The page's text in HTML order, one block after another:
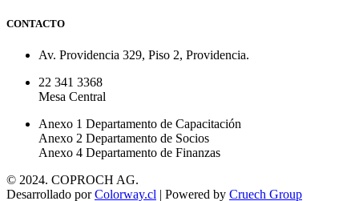
CONTACTO
Av. Providencia 329, Piso 2, Providencia.
22 341 3368
Mesa Central
Anexo 1 Departamento de Capacitación
Anexo 2 Departamento de Socios
Anexo 4 Departamento de Finanzas
© 2024. COPROCH AG.
Desarrollado porColorway.cl | Powered by Cruech Group